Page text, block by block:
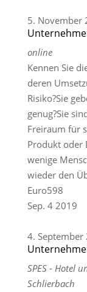
5. November
online
Kennen Sie
deren
Risiko?Sie
genug?Sie
Freiraum für
Produkt oder
wenige
wieder den
Euro598
Sep. 4 2019
4. September
SPES - Hotel
Schlierbach